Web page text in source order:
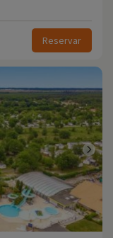
Reservar